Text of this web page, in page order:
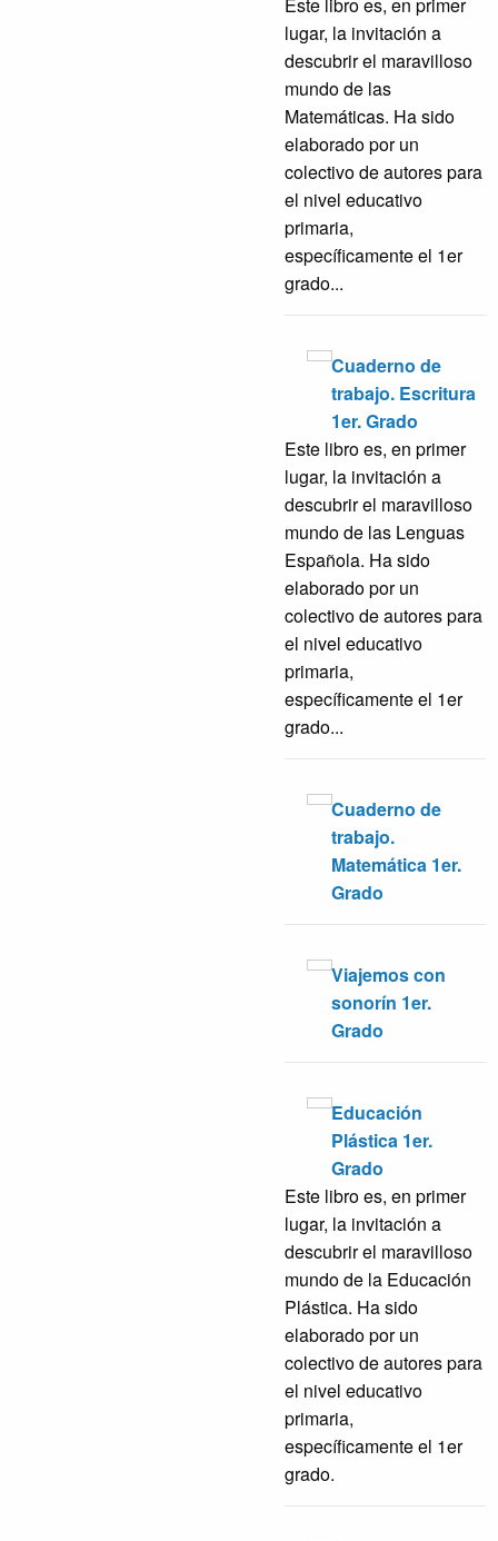
lugar, la invitación a
descubrir el maravilloso
mundo de las
Matemáticas. Ha sido
elaborado por un
colectivo de autores para
el nivel educativo
primaria,
específicamente el 1er
grado...
Cuaderno de
trabajo. Escritura
1er. Grado
Este libro es, en primer
lugar, la invitación a
descubrir el maravilloso
mundo de las Lenguas
Española. Ha sido
elaborado por un
colectivo de autores para
el nivel educativo
primaria,
específicamente el 1er
grado...
Cuaderno de
trabajo.
Matemática 1er.
Grado
Viajemos con
sonorín 1er.
Grado
Educación
Plástica 1er.
Grado
Este libro es, en primer
lugar, la invitación a
descubrir el maravilloso
mundo de la Educación
Plástica. Ha sido
elaborado por un
colectivo de autores para
el nivel educativo
primaria,
específicamente el 1er
grado.